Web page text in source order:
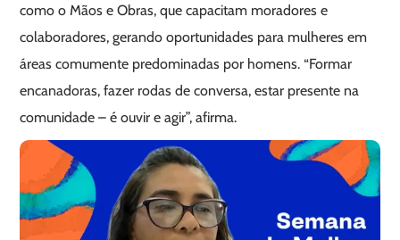
como o Mãos e Obras, que capacitam moradores e
colaboradores, gerando oportunidades para mulheres em
áreas comumente predominadas por homens. “Formar
encanadoras, fazer rodas de conversa, estar presente na
comunidade – é ouvir e agir”, afirma.